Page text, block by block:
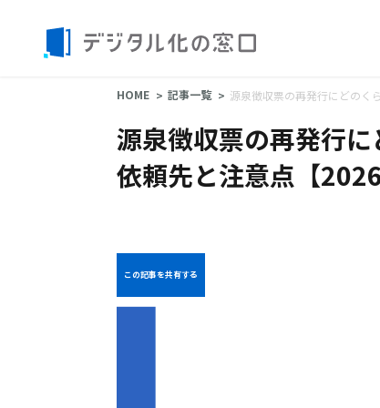
HOME 記事一覧 源泉徴収票の再発行にどのく
源泉徴収票の再発行
依頼先と注意点【2026
この記事を共有する